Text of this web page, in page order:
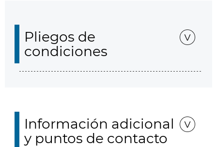
Pliegos de
condiciones
Información adicional
y puntos de contacto